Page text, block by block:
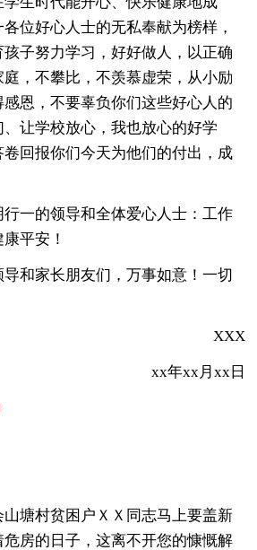
位好心人士的无私奉献为榜样，
子努力学习，好好做人，以正确
，不攀比，不羡慕虚荣，从小励
恩，不要辜负你们这些好心人的
让学校放心，我也放心的好学
回报你们今天为他们的付出，成
一的领导和全体爱心人士：工作
平安！
家长朋友们，万事如意！一切
XXX
xx年xx月xx日
塘村贫困户ＸＸ同志马上要盖新
房的日子，这离不开您的慷慨解